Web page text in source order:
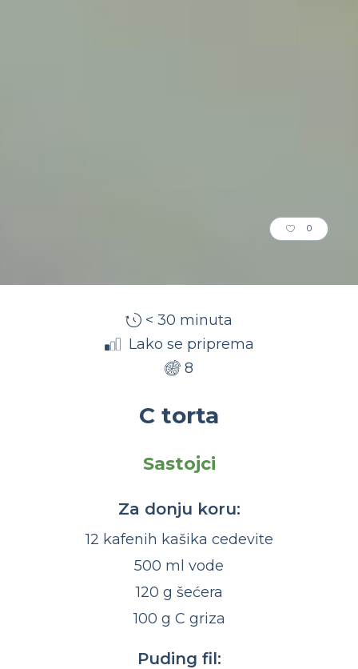
0
< 30 minuta
Lako se priprema
8
C torta
Sastojci
Za donju koru:
12 kafenih kašika cedevite
500 ml vode
120 g šećera
100 g C griza
Puding fil: